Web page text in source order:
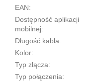
EAN:
Dostępność aplikacji
mobilnej:
Długość kabla:
Kolor:
Typ złącza:
Typ połączenia: